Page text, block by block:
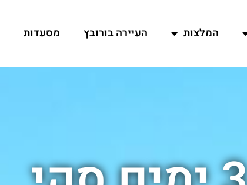
המלצות העיירה בורובץ מסעדות